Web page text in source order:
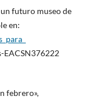
futuro museo de
en:
EACSN376222
febrero»,